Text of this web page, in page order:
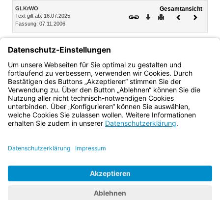
Inhalt
GLKrWO
Text gilt ab: 16.07.2025
Fassung: 07.11.2006
Gesamtansicht
Download
DruckenVorheriges
Stimmzettelmuster für die Wahl der ersten Bürgermeisterin
oder des ersten Bürgermeisters, wenn mehrere gültige
Wahlvorschläge vorliegen
Bayern.de
BayernPortal
Impressum